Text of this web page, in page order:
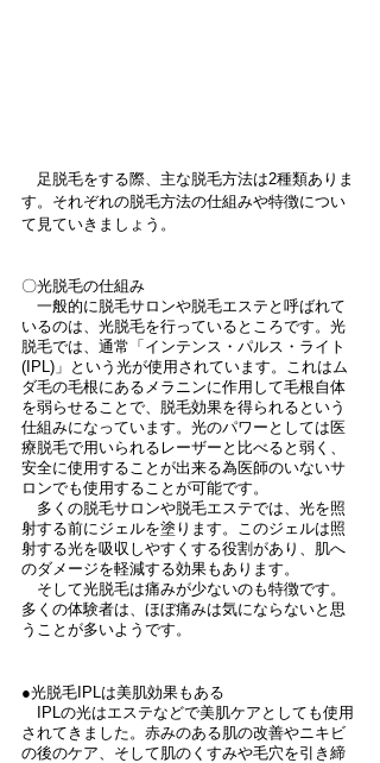
足脱毛をする際、主な脱毛方法は2種類ありま
す。それぞれの脱毛方法の仕組みや特徴につい
て見ていきましょう。
〇光脱毛の仕組み
一般的に脱毛サロンや脱毛エステと呼ばれて
いるのは、光脱毛を行っているところです。光
脱毛では、通常「インテンス・パルス・ライト
(IPL)」という光が使用されています。これはム
ダ毛の毛根にあるメラニンに作用して毛根自体
を弱らせることで、脱毛効果を得られるという
仕組みになっています。光のパワーとしては医
療脱毛で用いられるレーザーと比べると弱く、
安全に使用することが出来る為医師のいないサ
ロンでも使用することが可能です。
多くの脱毛サロンや脱毛エステでは、光を照
射する前にジェルを塗ります。このジェルは照
射する光を吸収しやすくする役割があり、肌へ
のダメージを軽減する効果もあります。
そして光脱毛は痛みが少ないのも特徴です。
多くの体験者は、ほぼ痛みは気にならないと思
うことが多いようです。
●光脱毛IPLは美肌効果もある
IPLの光はエステなどで美肌ケアとしても使用
されてきました。赤みのある肌の改善やニキビ
の後のケア、そして肌のくすみや毛穴を引き締